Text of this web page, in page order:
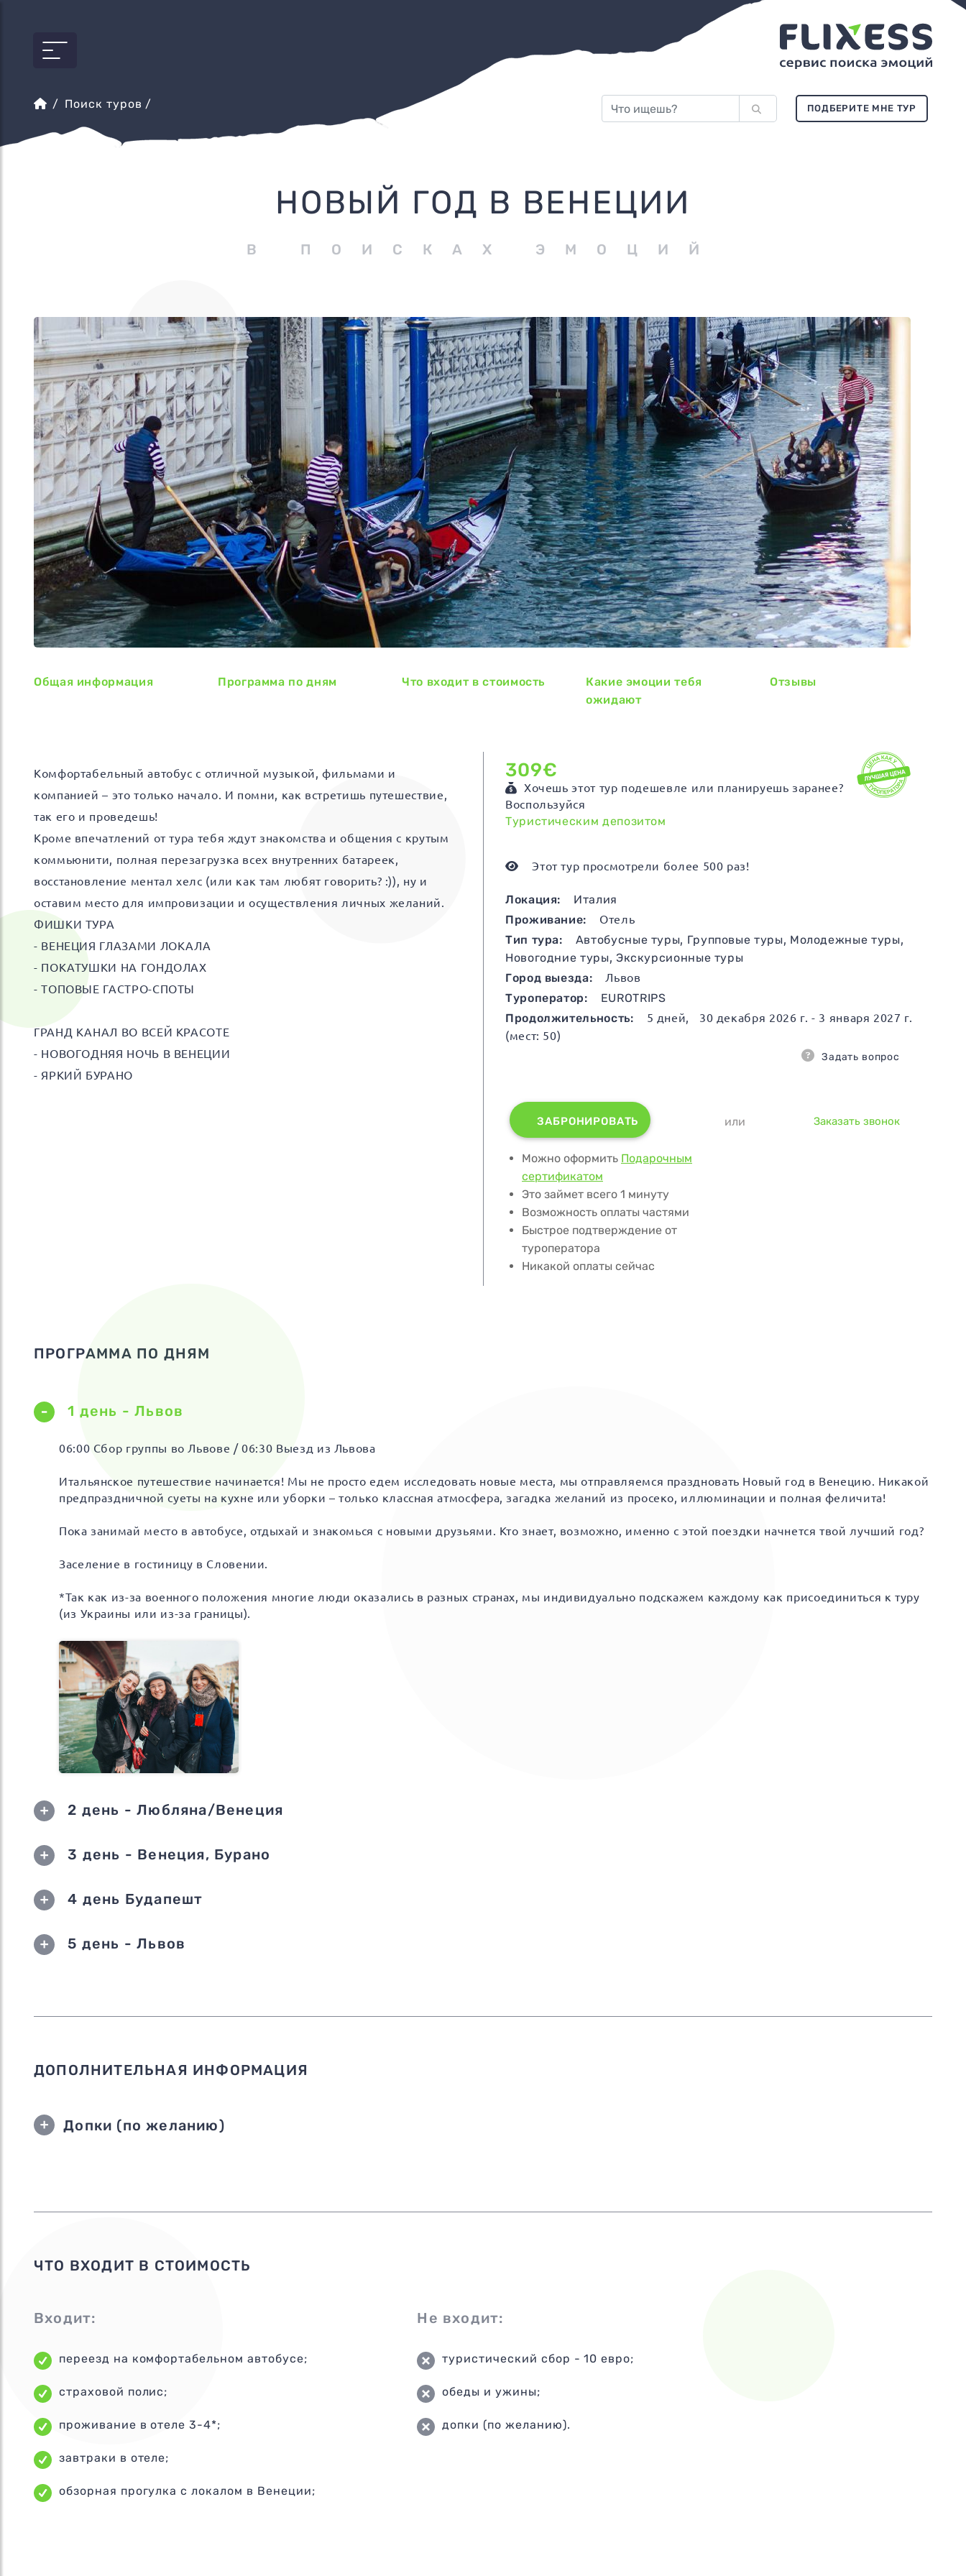
Поиск туров / ПОДБЕРИТЕ МНЕ ТУР
НОВЫЙ ГОД В ВЕНЕЦИИ
В ПОИСКАХ ЭМОЦИЙ
Общая информация Программа по дням Что входит в стоимость
Какие эмоции тебя
ожидают
Отзывы
Комфортабельный автобус с отличной музыкой, фильмами и
компанией – это только начало. И помни, как встретишь путешествие,
так его и проведешь!
Кроме впечатлений от тура тебя ждут знакомства и общения с крутым
коммьюнити, полная перезагрузка всех внутренних батареек,
восстановление ментал хелс (или как там любят говорить? :)), ну и
оставим место для импровизации и осуществления личных желаний.
ФИШКИ ТУРА
- ВЕНЕЦИЯ ГЛАЗАМИ ЛОКАЛА
- ПОКАТУШКИ НА ГОНДОЛАХ
- ТОПОВЫЕ ГАСТРО-СПОТЫ
ГРАНД КАНАЛ ВО ВСЕЙ КРАСОТЕ
- НОВОГОДНЯЯ НОЧЬ В ВЕНЕЦИИ
- ЯРКИЙ БУРАНО
309€
Хочешь этот тур подешевле или планируешь заранее?
Воспользуйся
Туристическим депозитом
Этот тур просмотрели более 500 раз!
Локация:
Италия
Проживание:
Отель
Тип тура: Автобусные туры, Групповые туры, Молодежные туры,
Новогодние туры, Экскурсионные туры
Город выезда:
Львов
Туроператор:
EUROTRIPS
Продолжительность:
5 дней, 30 декабря 2026 г. - 3 января 2027 г.
(мест: 50)
Задать вопрос
ЗАБРОНИРОВАТЬ
Можно оформить Подарочным
сертификатом
Это займет всего 1 минуту
Возможность оплаты частями
Быстрое подтверждение от
туроператора
Никакой оплаты сейчас
или Заказать звонок
ПРОГРАММА ПО ДНЯМ
1 день - Львов
06:00 Сбор группы во Львове / 06:30 Выезд из Львова
Итальянское путешествие начинается! Мы не просто едем исследовать новые места, мы отправляемся праздновать Новый год в Венецию. Никакой
предпраздничной суеты на кухне или уборки – только классная атмосфера, загадка желаний из просеко, иллюминации и полная феличита!
Пока занимай место в автобусе, отдыхай и знакомься с новыми друзьями. Кто знает, возможно, именно с этой поездки начнется твой лучший год?
Заселение в гостиницу в Словении.
*Так как из-за военного положения многие люди оказались в разных странах, мы индивидуально подскажем каждому как присоединиться к туру
(из Украины или из-за границы).
2 день - Любляна/Венеция
3 день - Венеция, Бурано
4 день Будапешт
5 день - Львов
ДОПОЛНИТЕЛЬНАЯ ИНФОРМАЦИЯ
Допки (по желанию)
ЧТО ВХОДИТ В СТОИМОСТЬ
Входит:
переезд на комфортабельном автобусе;
страховой полис;
проживание в отеле 3-4*;
завтраки в отеле;
обзорная прогулка с локалом в Венеции;
Не входит:
туристический сбор - 10 евро;
обеды и ужины;
допки (по желанию).